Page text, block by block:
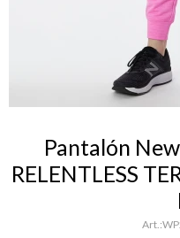
Pantalón
RELENTLESS